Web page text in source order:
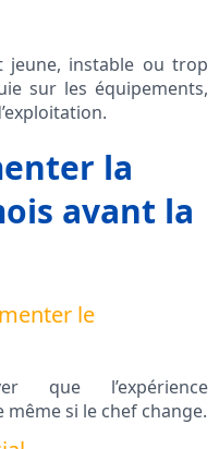
jeune, instable ou trop
sur les équipements,
la
avant la
le
que l’expérience
si le chef change.